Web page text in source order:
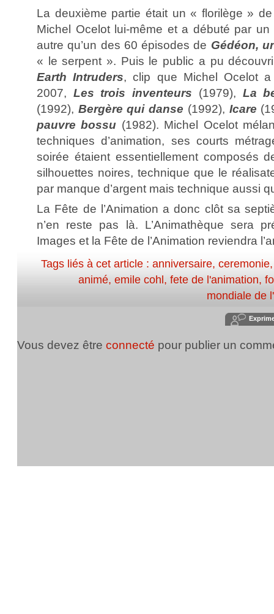
La deuxième partie était un « florilège »
Michel Ocelot lui-même et a débuté par un
autre qu’un des 60 épisodes de Gédéon,
« le serpent ». Puis le public a pu
Earth Intruders, clip que Michel Ocelot
2007, Les trois inventeurs (1979), La
(1992), Bergère qui danse (1992), Icare
pauvre bossu (1982). Michel Ocelot
techniques d’animation, ses courts
soirée étaient essentiellement composés
silhouettes noires, technique que le
par manque d’argent mais technique aussi
La Fête de l’Animation a donc clôt sa
n’en reste pas là. L’Animathèque sera
Images et la Fête de l’Animation reviendra
Tags liés à cet article : anniversaire, ceremonie
animé, emile cohl , fete de l'animation,
mondiale de
Vous devez être connecté pour publier un